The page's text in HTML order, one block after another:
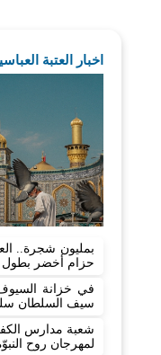
اخبار العتبة
بمليون شجرة..
حزام أخضر بطول 90
في خزانة
سيف السلطان
شعبة مدارس
لمهرجان روح